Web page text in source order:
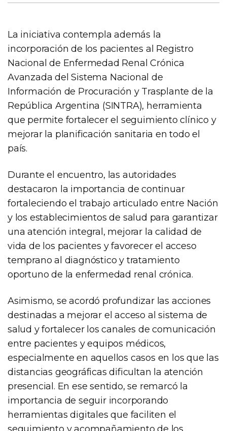
La iniciativa contempla además la
incorporación de los pacientes al Registro
Nacional de Enfermedad Renal Crónica
Avanzada del Sistema Nacional de
Información de Procuración y Trasplante de la
República Argentina (SINTRA), herramienta
que permite fortalecer el seguimiento clínico y
mejorar la planificación sanitaria en todo el
país.
Durante el encuentro, las autoridades
destacaron la importancia de continuar
fortaleciendo el trabajo articulado entre Nación
y los establecimientos de salud para garantizar
una atención integral, mejorar la calidad de
vida de los pacientes y favorecer el acceso
temprano al diagnóstico y tratamiento
oportuno de la enfermedad renal crónica.
Asimismo, se acordó profundizar las acciones
destinadas a mejorar el acceso al sistema de
salud y fortalecer los canales de comunicación
entre pacientes y equipos médicos,
especialmente en aquellos casos en los que las
distancias geográficas dificultan la atención
presencial. En ese sentido, se remarcó la
importancia de seguir incorporando
herramientas digitales que faciliten el